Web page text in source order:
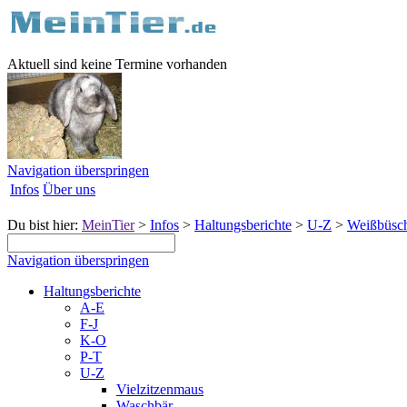
Aktuell sind keine Termine vorhanden
Navigation überspringen
Infos Über uns
Du bist hier: MeinTier> Infos > Haltungsberichte > U-Z >
Navigation überspringen
Haltungsberichte
A-E
F-J
K-O
P-T
U-Z
Vielzitzenmaus